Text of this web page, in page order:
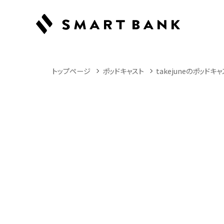
トップページ ポッドキャスト takejuneのポッドキャ